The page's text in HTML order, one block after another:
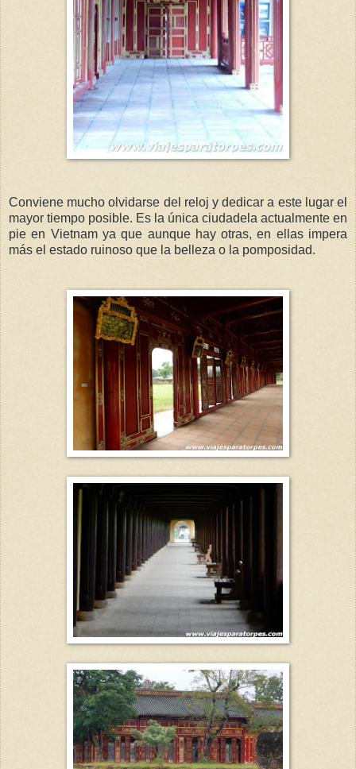
Conviene mucho olvidarse del reloj y dedicar a este lugar el
mayor tiempo posible. Es la única ciudadela actualmente en
pie en Vietnam ya que aunque hay otras, en ellas impera
más el estado ruinoso que la belleza o la pomposidad.